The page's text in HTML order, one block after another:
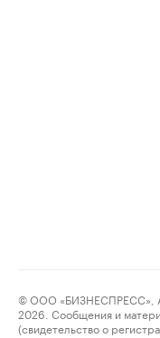
© ООО «БИЗНЕСПРЕСС»,
2026. Сообщения и
(свидетельство о